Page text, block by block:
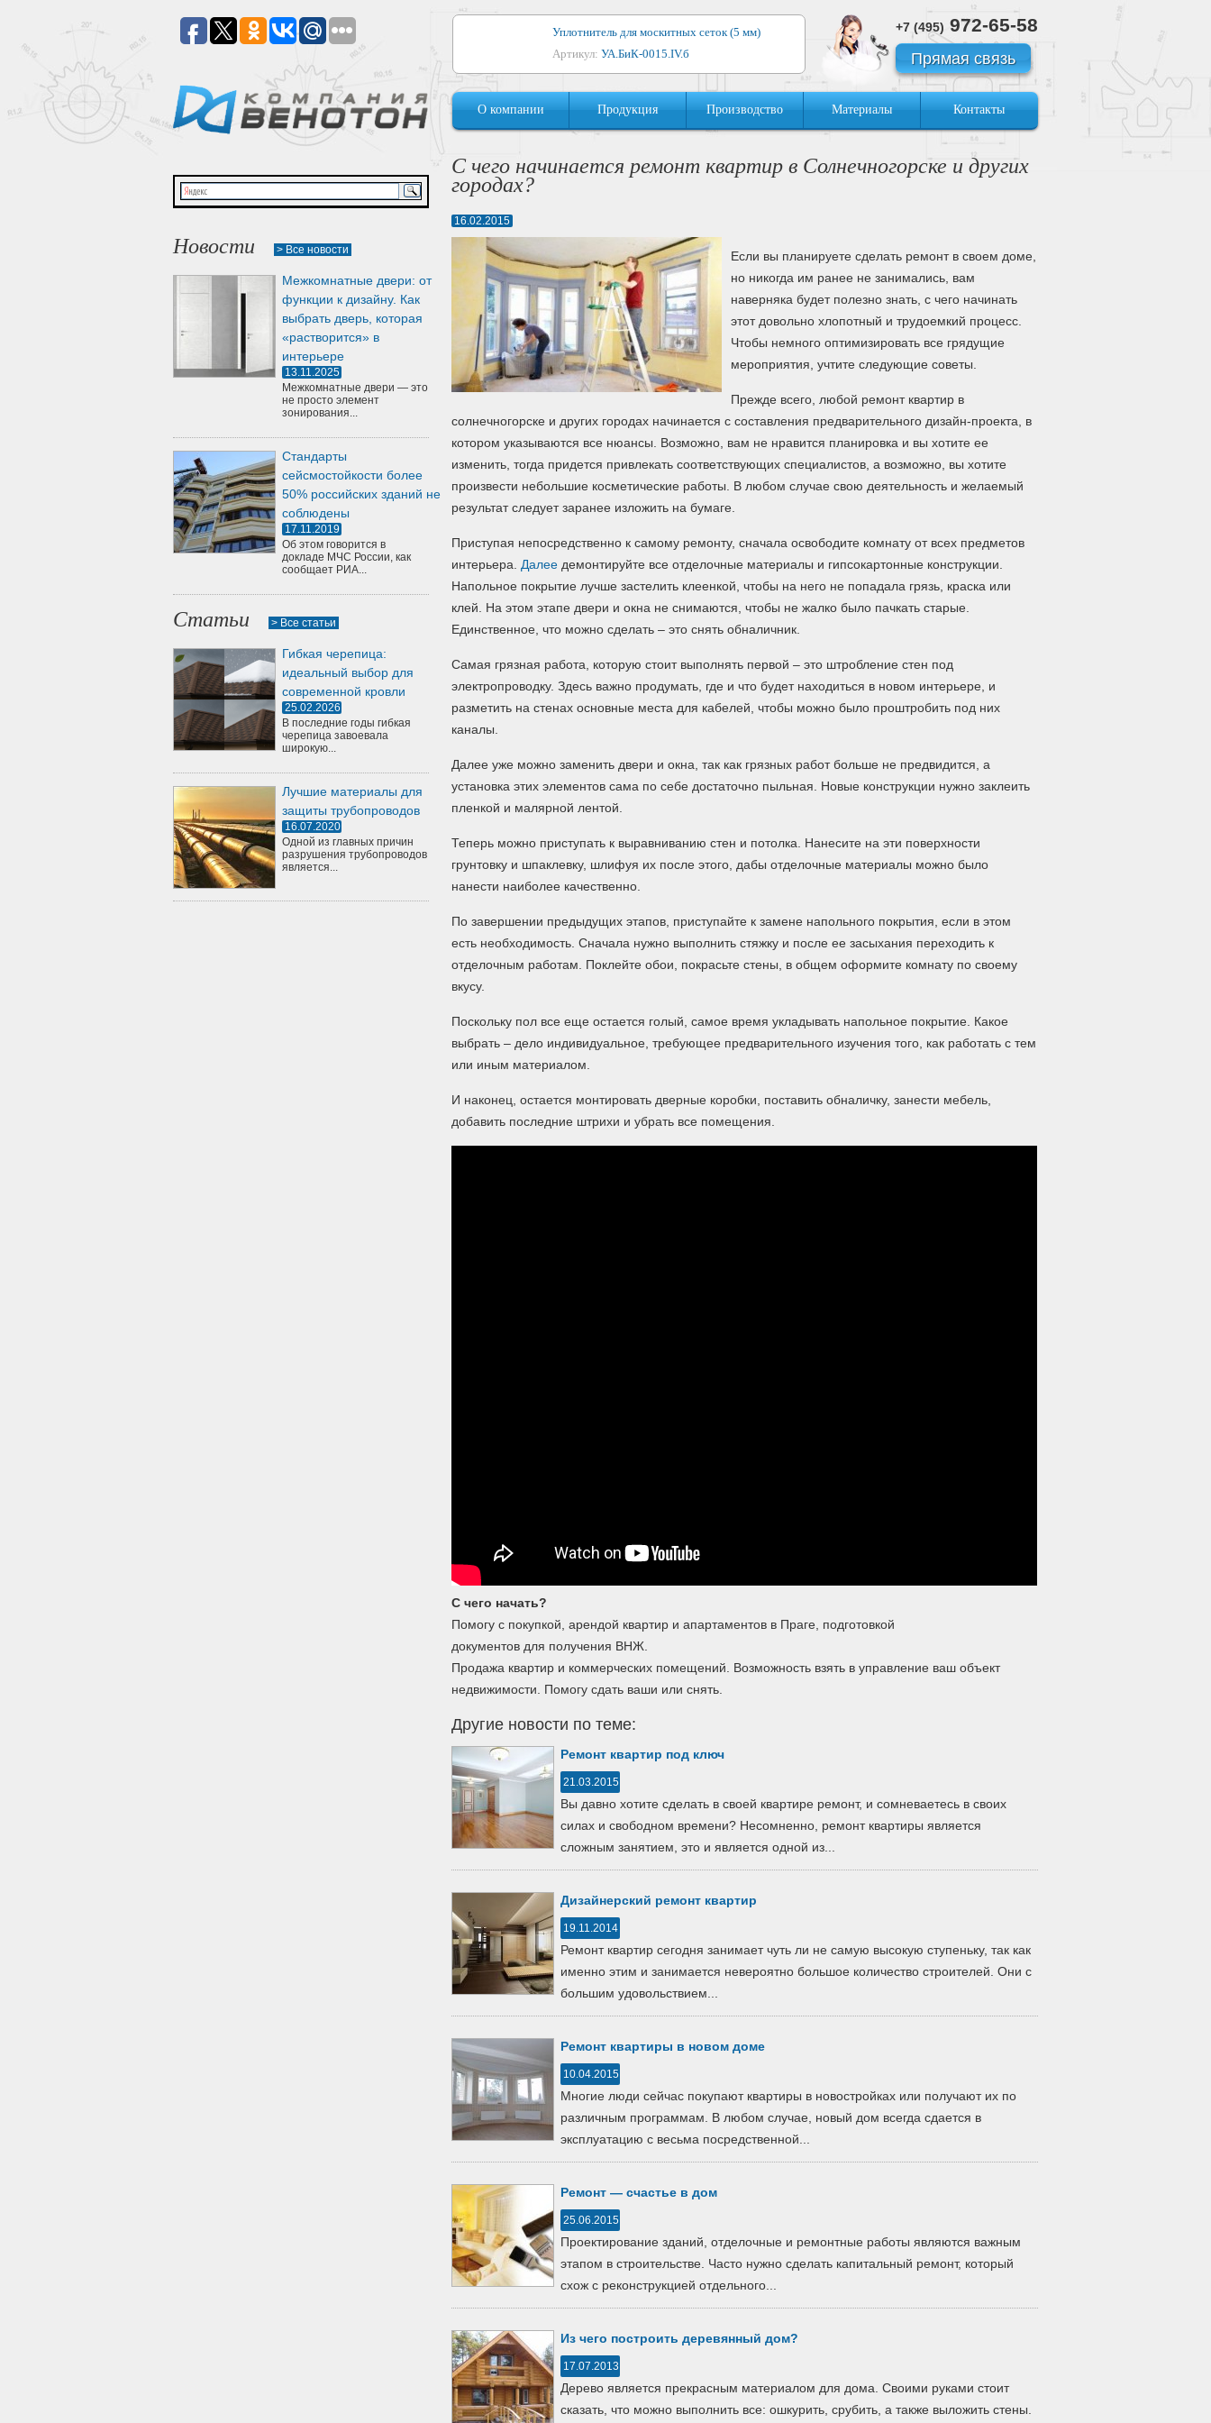
Уплотнитель для москитных сеток (5 мм)
Артикул: УА.БиК-0015.IV.б
Уплотнитель для алюминиевых окон
Артикул:1044
Артикул:УМ.БиК-0062.IV.б
Уплотнитель для деревянных дверей
Артикул:УК-10.4
+7 (495) 972-65-58
Прямая связь
О компании Продукция Производство Материалы Контакты
Новости > Все новости
Межкомнатные двери: от
функции к дизайну. Как
выбрать дверь, которая
«растворится» в
интерьере
13.11.2025
Межкомнатные двери — это
не просто элемент
зонирования...
Стандарты
сейсмостойкости более
50% российских зданий не
соблюдены
17.11.2019
Об этом говорится в
докладе МЧС России, как
сообщает РИА...
Статьи > Все статьи
Гибкая черепица:
идеальный выбор для
современной кровли
25.02.2026
В последние годы гибкая
черепица завоевала
широкую...
Лучшие материалы для
защиты трубопроводов
16.07.2020
Одной из главных причин
разрушения трубопроводов
является...
С чего начинается ремонт квартир в Солнечногорске и других
городах?
16.02.2015
Если вы планируете сделать ремонт в своем доме,
но никогда им ранее не занимались, вам
наверняка будет полезно знать, с чего начинать
этот довольно хлопотный и трудоемкий процесс.
Чтобы немного оптимизировать все грядущие
мероприятия, учтите следующие советы.
Прежде всего, любой ремонт квартир в
солнечногорске и других городах начинается с составления предварительного дизайн-проекта, в
котором указываются все нюансы. Возможно, вам не нравится планировка и вы хотите ее
изменить, тогда придется привлекать соответствующих специалистов, а возможно, вы хотите
произвести небольшие косметические работы. В любом случае свою деятельность и желаемый
результат следует заранее изложить на бумаге.
Приступая непосредственно к самому ремонту, сначала освободите комнату от всех предметов
интерьера. Далее демонтируйте все отделочные материалы и гипсокартонные конструкции.
Напольное покрытие лучше застелить клеенкой, чтобы на него не попадала грязь, краска или
клей. На этом этапе двери и окна не снимаются, чтобы не жалко было пачкать старые.
Единственное, что можно сделать – это снять обналичник.
Самая грязная работа, которую стоит выполнять первой – это штробление стен под
электропроводку. Здесь важно продумать, где и что будет находиться в новом интерьере, и
разметить на стенах основные места для кабелей, чтобы можно было проштробить под них
каналы.
Далее уже можно заменить двери и окна, так как грязных работ больше не предвидится, а
установка этих элементов сама по себе достаточно пыльная. Новые конструкции нужно заклеить
пленкой и малярной лентой.
Теперь можно приступать к выравниванию стен и потолка. Нанесите на эти поверхности
грунтовку и шпаклевку, шлифуя их после этого, дабы отделочные материалы можно было
нанести наиболее качественно.
По завершении предыдущих этапов, приступайте к замене напольного покрытия, если в этом
есть необходимость. Сначала нужно выполнить стяжку и после ее засыхания переходить к
отделочным работам. Поклейте обои, покрасьте стены, в общем оформите комнату по своему
вкусу.
Поскольку пол все еще остается голый, самое время укладывать напольное покрытие. Какое
выбрать – дело индивидуальное, требующее предварительного изучения того, как работать с тем
или иным материалом.
И наконец, остается монтировать дверные коробки, поставить обналичку, занести мебель,
добавить последние штрихи и убрать все помещения.
С чего начать?
Помогу с покупкой, арендой квартир и апартаментов в Праге, подготовкой
документов для получения ВНЖ.
Продажа квартир и коммерческих помещений. Возможность взять в управление ваш объект
недвижимости. Помогу сдать ваши или снять.
Другие новости по теме:
Ремонт квартир под ключ
21.03.2015
Вы давно хотите сделать в своей квартире ремонт, и сомневаетесь в своих
силах и свободном времени? Несомненно, ремонт квартиры является
сложным занятием, это и является одной из...
Дизайнерский ремонт квартир
19.11.2014
Ремонт квартир сегодня занимает чуть ли не самую высокую ступеньку, так как
именно этим и занимается невероятно большое количество строителей. Они с
большим удовольствием...
Ремонт квартиры в новом доме
10.04.2015
Многие люди сейчас покупают квартиры в новостройках или получают их по
различным программам. В любом случае, новый дом всегда сдается в
эксплуатацию с весьма посредственной...
Ремонт — счастье в дом
25.06.2015
Проектирование зданий, отделочные и ремонтные работы являются важным
этапом в строительстве. Часто нужно сделать капитальный ремонт, который
схож с реконструкцией отдельного...
Из чего построить деревянный дом?
17.07.2013
Дерево является прекрасным материалом для дома. Своими руками стоит
сказать, что можно выполнить все: ошкурить, срубить, а также выложить стены.